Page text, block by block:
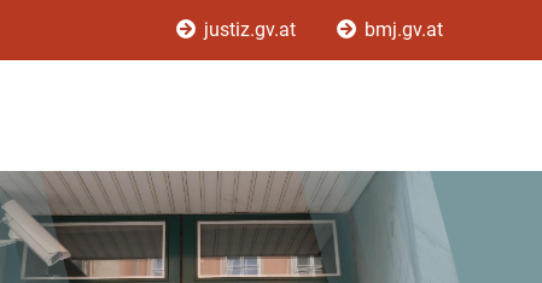
justiz.gv.at bmj.gv.at